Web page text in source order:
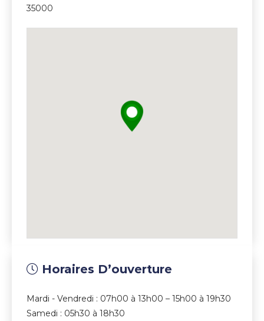
35000
Horaires D’ouverture
Mardi - Vendredi : 07h00 à 13h00 – 15h00 à 19h30
Samedi : 05h30 à 18h30